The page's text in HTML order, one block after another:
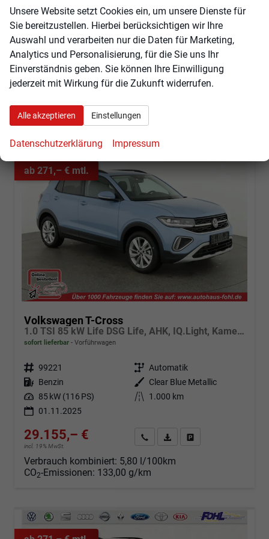
Leistung
85 kW (116 PS) Kilometerstand 10 km
01.11.2025
29.155,– €
incl. 19% MwSt.
Angebot anfordern
Fahrzeugexpose (PDF)
Fahrzeug parken
Verbrauch kombiniert:5,90 l/100km
CO2-Emissionen:135,00 g/km
ab 271,– € mtl.
Volkswagen T-Cross
1.0 TSI 85 kW Life DSG Life, AHK, IQ.Light, Kamera, ACC, Side, Winter, 17-Zoll
sofort lieferbar Vorführwagen
Fahrzeugnr. 99221 Getriebe Automatik
Kraftstoff Benzin Außenfarbe
Clear Blue Metallic
Leistung 85 kW (116 PS) Kilometerstand
1.000 km
01.11.2025
29.155,– €
incl. 19% MwSt.
Angebot anfordern
Fahrzeugexpose (PDF)
Verbrauch kombiniert: 5,80 l/100km
CO2-Emissionen: 133,00 g/km
Unsere Website setzt Cookies ein, um unsere Dienste für
Sie bereitzustellen. Hierbei berücksichtigen wir Ihre
Auswahl und verarbeiten nur die Daten für Marketing,
Analytics und Personalisierung, für die Sie uns Ihr
Einverständnis geben. Sie können Ihre Einwilligung
jederzeit mit Wirkung für die Zukunft widerrufen.
Alle akzeptieren Einstellungen
Datenschutzerklärung Impressum